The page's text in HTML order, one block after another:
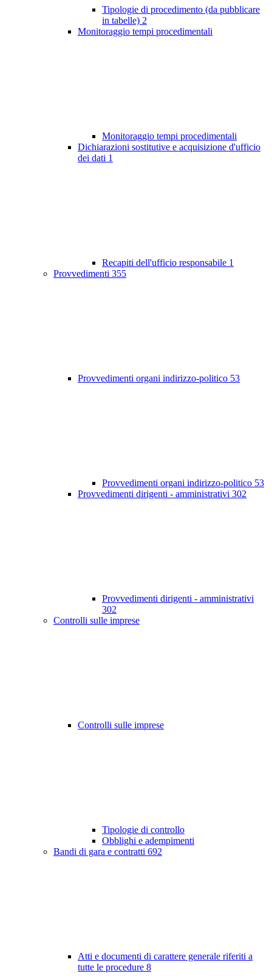
Tipologie di procedimento (da pubblicare
in tabelle) 2
Monitoraggio tempi procedimentali
Monitoraggio tempi procedimentali
Dichiarazioni sostitutive e acquisizione d'ufficio
dei dati 1
Recapiti dell'ufficio responsabile 1
Provvedimenti 355
Provvedimenti organi indirizzo-politico 53
Provvedimenti organi indirizzo-politico 53
Provvedimenti dirigenti - amministrativi 302
Provvedimenti dirigenti - amministrativi
302
Controlli sulle imprese
Controlli sulle imprese
Tipologie di controllo
Obblighi e adempimenti
Bandi di gara e contratti 692
Atti e documenti di carattere generale riferiti a
tutte le procedure 8